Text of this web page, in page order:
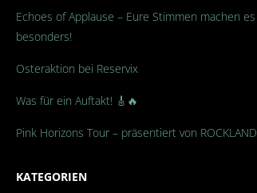
Echoes of Applause – Eure Stimmen machen es
besonders!
Osteraktion bei Reservix
Was für ein Auftakt! 🎸🔥
Pink Horizons Tour – präsentiert von ROCKLAND
KATEGORIEN